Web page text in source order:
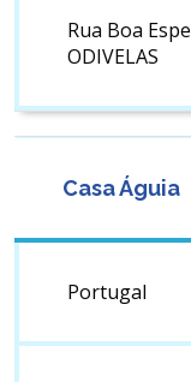
Rua Boa
ODIVELAS
Casa Águia
Portugal